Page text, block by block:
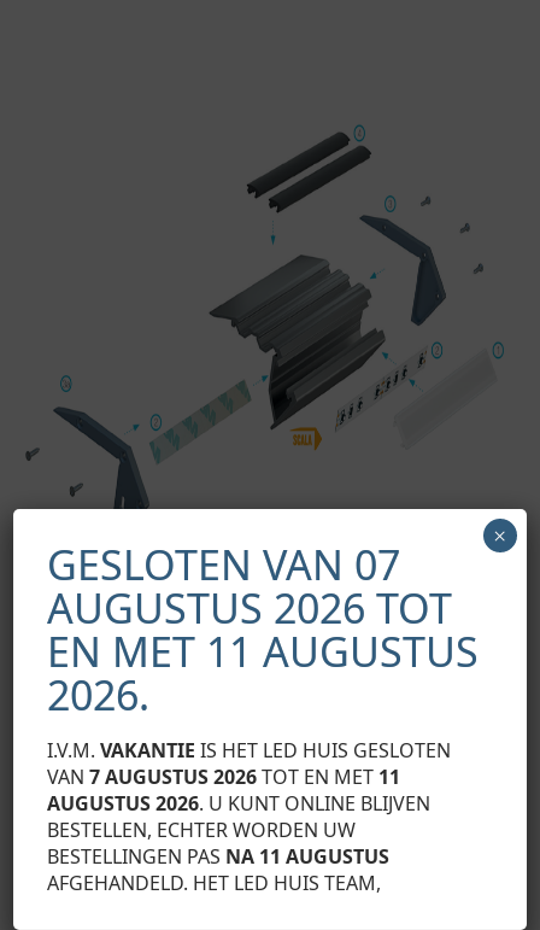
Montageschema van de elementen van het
verlichtingssysteem met behulp van het SCALA trapprofiel
en (1) TERRA vloerlamp, (2) LED-strips, (3) kap zonder gat,
(3a) kap met gat en (4) ANTI antisliptouw
SKU: 12-0595-11
GESLOTEN VAN 07
AUGUSTUS 2026 TOT
EN MET 11 AUGUSTUS
2026.
I.V.M.VAKANTIE IS HET LED HUIS GESLOTEN
VAN7 AUGUSTUS 2026TOT EN MET 11
AUGUSTUS 2026. U KUNT ONLINE BLIJVEN
BESTELLEN, ECHTER WORDEN UW
BESTELLINGEN PAS NA 11 AUGUSTUS
AFGEHANDELD. HET LED HUIS TEAM,
×